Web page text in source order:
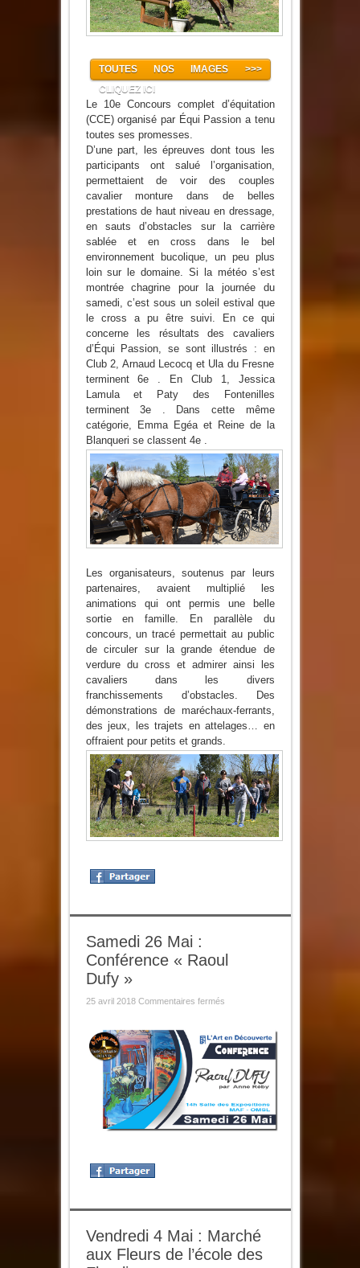
TOUTES NOS IMAGES >>>
CLIQUEZ ICI
Le 10e Concours complet d’équitation
(CCE) organisé par Équi Passion a tenu
toutes ses promesses.
D’une part, les épreuves dont tous les
participants ont salué l’organisation,
permettaient de voir des couples
cavalier monture dans de belles
prestations de haut niveau en dressage,
en sauts d’obstacles sur la carrière
sablée et en cross dans le bel
environnement bucolique, un peu plus
loin sur le domaine. Si la météo s’est
montrée chagrine pour la journée du
samedi, c’est sous un soleil estival que
le cross a pu être suivi. En ce qui
concerne les résultats des cavaliers
d’Équi Passion, se sont illustrés : en
Club 2, Arnaud Lecocq et Ula du Fresne
terminent 6e . En Club 1, Jessica
Lamula et Paty des Fontenilles
terminent 3e . Dans cette même
catégorie, Emma Egéa et Reine de la
Blanqueri se classent 4e .
Les organisateurs, soutenus par leurs
partenaires, avaient multiplié les
animations qui ont permis une belle
sortie en famille. En parallèle du
concours, un tracé permettait au public
de circuler sur la grande étendue de
verdure du cross et admirer ainsi les
cavaliers dans les divers
franchissements d’obstacles. Des
démonstrations de maréchaux-ferrants,
des jeux, les trajets en attelages… en
offraient pour petits et grands.
Samedi 26 Mai :
Conférence « Raoul
Dufy »
25 avril 2018 Commentaires ferméssur
:
Conférence
« Raoul
Dufy »
Vendredi 4 Mai : Marché
aux Fleurs de l’école des